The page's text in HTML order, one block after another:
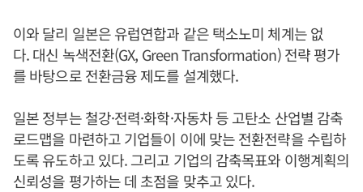
이와 달리 일본은 유럽연합과 같은 택소노미 체계는 없
다. 대신 녹색전환(GX, Green Transformation) 전략 평가
를 바탕으로 전환금융 제도를 설계했다.
일본 정부는 철강·전력·화학·자동차 등 고탄소 산업별 감축
로드맵을 마련하고 기업들이 이에 맞는 전환전략을 수립하
도록 유도하고 있다. 그리고 기업의 감축목표와 이행계획의
신뢰성을 평가하는 데 초점을 맞추고 있다.